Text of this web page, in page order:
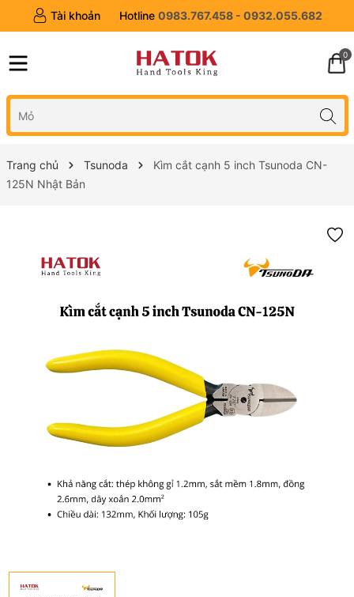
Tài khoản Hotline 0983.767.458 - 0932.055.682
0
Trang chủ Tsunoda
Kìm cắt cạnh 5 inch Tsunoda CN-
125N Nhật Bản